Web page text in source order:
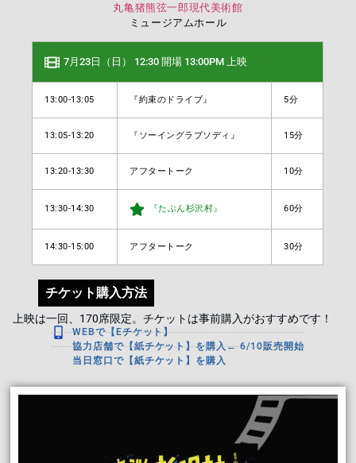
丸亀猪熊弦一郎現代美術館
ミュージアムホール
7月23日（日） 12:30 開場 13:00PM 上映
13:00-13:05 『約束のドライブ』 5分
13:05-13:20 『ソーイングラプソディ』 15分
13:20-13:30 アフタートーク 10分
13:30-14:30 『たぶん杉沢村』 60分
14:30-15:00 アフタートーク 30分
チケット購入方法
上映は一回、170席限定。チケットは事前購入がおすすめです！
WEBで【Eチケット】
協力店舗で【紙チケット】を購入← 6/10販売開始
当日窓口で【紙チケット】を購入